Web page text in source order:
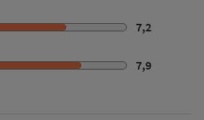
7,2
7,9